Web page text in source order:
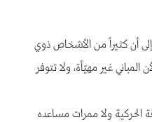
أن كثيراً من الأشخاص ذوي
غير مهيّأة، ولا تتوفر
الحركية ولا ممرات مساعده